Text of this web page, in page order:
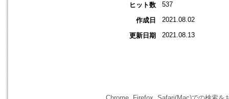
ヒット数
537
作成日 2021.08.02
更新日期 2021.08.13